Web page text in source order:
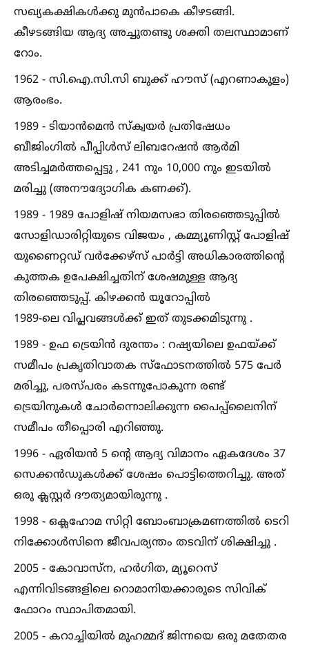
സഖ്യകക്ഷികള്‍ക്കു മുൻപാകെ കീഴടങ്ങി.
കീഴടങ്ങിയ ആദ്യ അച്ചുതണ്ടു ശക്തി തലസ്ഥാമാണ്‌‍
റോം.
1962 - സി.ഐ.സി.സി ബുക്ക്‌ ഹൗസ്‌ (എറണാകുളം)
ആരംഭം.
1989 - ടിയാൻമെൻ സ്ക്വയർ പ്രതിഷേധം
ബീജിംഗില്‍ പീപ്പിള്‍സ് ലിബറേഷൻ ആർമി
അടിച്ചമർത്തപ്പെട്ടു , 241 നും 10,000 നും ഇടയില്‍
മരിച്ചു (അനൗദ്യോഗിക കണക്ക്).
1989 - 1989 പോളിഷ് നിയമസഭാ തിരഞ്ഞെടുപ്പില്‍
സോളിഡാരിറ്റിയുടെ വിജയം , കമ്മ്യൂണിസ്റ്റ് പോളിഷ്
യുണൈറ്റഡ് വർക്കേഴ്സ് പാർട്ടി അധികാരത്തിന്റെ
കുത്തക ഉപേക്ഷിച്ചതിന് ശേഷമുള്ള ആദ്യ
തിരഞ്ഞെടുപ്പ്. കിഴക്കൻ യൂറോപ്പില്‍
1989-ലെ വിപ്ലവങ്ങള്‍ക്ക് ഇത് തുടക്കമിടുന്നു .
1989 - ഉഫ ട്രെയിൻ ദുരന്തം : റഷ്യയിലെ ഉഫയ്ക്ക്
സമീപം പ്രകൃതിവാതക സ്ഫോടനത്തില്‍ 575 പേർ
മരിച്ചു, പരസ്പരം കടന്നുപോകുന്ന രണ്ട്
ട്രെയിനുകള്‍ ചോർന്നൊലിക്കുന്ന പൈപ്പ്ലൈനിന്
സമീപം തീപ്പൊരി എറിഞ്ഞു.
1996 - ഏരിയൻ 5 ന്റെ ആദ്യ വിമാനം ഏകദേശം 37
സെക്കൻഡുകള്‍ക്ക് ശേഷം പൊട്ടിത്തെറിച്ചു. അത്
ഒരു ക്ലസ്റ്റർ ദൗത്യമായിരുന്നു .
1998 - ഒക്ലഹോമ സിറ്റി ബോംബാക്രമണത്തില്‍ ടെറി
നിക്കോള്‍സിനെ ജീവപര്യന്തം തടവിന് ശിക്ഷിച്ചു .
2005 - കോവാസ്ന, ഹർഗിത, മ്യൂറെസ്
എന്നിവിടങ്ങളിലെ റൊമാനിയക്കാരുടെ സിവിക്
ഫോറം സ്ഥാപിതമായി.
2005 - കറാച്ചിയില്‍ മുഹമ്മദ് ജിന്നയെ ഒരു മതേതര